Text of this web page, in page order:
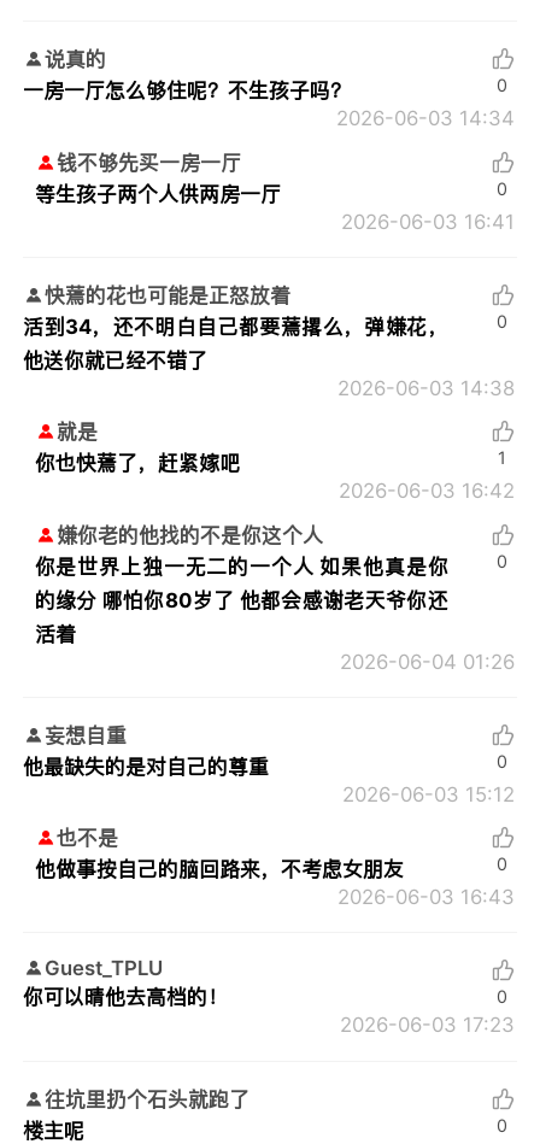
说真的
一房一厅怎么够住呢？不生孩子吗？
2026-06-03 14:34
0
钱不够先买一房一厅
等生孩子两个人供两房一厅
2026-06-03 16:41
0
快蔫的花也可能是正怒放着
活到34，还不明白自己都要蔫撂么，弹嫌花，
他送你就已经不错了
2026-06-03 14:38
0
就是
你也快蔫了，赶紧嫁吧
2026-06-03 16:42
1
嫌你老的他找的不是你这个人
你是世界上独一无二的一个人 如果他真是你
的缘分 哪怕你80岁了 他都会感谢老天爷你还
活着
2026-06-04 01:26
0
妄想自重
他最缺失的是对自己的尊重
2026-06-03 15:12
0
也不是
他做事按自己的脑回路来，不考虑女朋友
2026-06-03 16:43
0
Guest_TPLU
你可以晴他去高档的！
2026-06-03 17:23
0
往坑里扔个石头就跑了
楼主呢
0